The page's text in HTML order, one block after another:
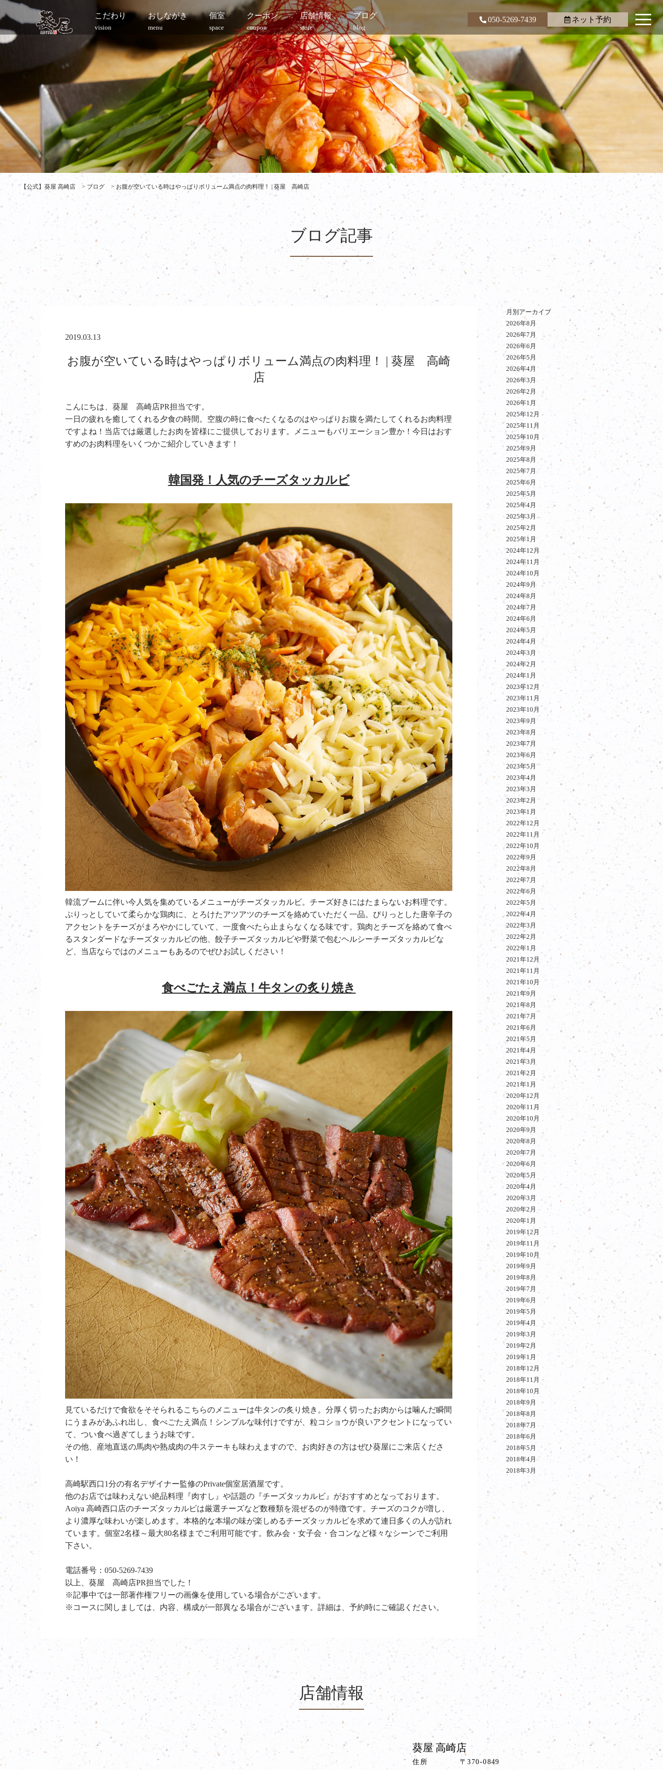
こだわり
vision
おしながき
menu
個室
space
クーポン
coupon
店舗情報
store
ブログ
blog
050-5269-7439 ネット予約
【公式】葵屋 高崎店 > ブログ > お腹が空いている時はやっぱりボリューム満点の肉料理！ | 葵屋 高崎店
ブログ記事
2019.03.13
お腹が空いている時はやっぱりボリューム満点の肉料理！ | 葵屋 高崎
店
こんにちは、葵屋 高崎店PR担当です。
一日の疲れを癒してくれる夕食の時間。空腹の時に食べたくなるのはやっぱりお腹を満たしてくれるお肉料理
ですよね！当店では厳選したお肉を皆様にご提供しております。メニューもバリエーション豊か！今日はおす
すめのお肉料理をいくつかご紹介していきます！
韓国発！人気のチーズタッカルビ
韓流ブームに伴い今人気を集めているメニューがチーズタッカルビ。チーズ好きにはたまらないお料理です。
ぷりっとしていて柔らかな鶏肉に、とろけたアツアツのチーズを絡めていただく一品。ぴりっとした唐辛子の
アクセントをチーズがまろやかにしていて、一度食べたら止まらなくなる味です。鶏肉とチーズを絡めて食べ
るスタンダードなチーズタッカルビの他、餃子チーズタッカルビや野菜で包むヘルシーチーズタッカルビな
ど、当店ならではのメニューもあるのでぜひお試しください！
食べごたえ満点！牛タンの炙り焼き
見ているだけで食欲をそそられるこちらのメニューは牛タンの炙り焼き。分厚く切ったお肉からは噛んだ瞬間
にうまみがあふれ出し、食べごたえ満点！シンプルな味付けですが、粒コショウが良いアクセントになってい
て、つい食べ過ぎてしまうお味です。
その他、産地直送の馬肉や熟成肉の牛ステーキも味わえますので、お肉好きの方はぜひ葵屋にご来店くださ
い！
高崎駅西口1分の有名デザイナー監修のPrivate個室居酒屋です。
他のお店では味わえない絶品料理『肉すし』や話題の『チーズタッカルビ』がおすすめとなっております。
Aoiya 高崎西口店のチーズタッカルビは厳選チーズなど数種類を混ぜるのが特徴です。チーズのコクが増し、
より濃厚な味わいが楽しめます。本格的な本場の味が楽しめるチーズタッカルビを求めて連日多くの人が訪れ
ています。個室2名様～最大80名様までご利用可能です。飲み会・女子会・合コンなど様々なシーンでご利用
下さい。
電話番号：050-5269-7439
以上、葵屋 高崎店PR担当でした！
※記事中では一部著作権フリーの画像を使用している場合がございます。
※コースに関しましては、内容、構成が一部異なる場合がございます。詳細は、予約時にご確認ください。
月別アーカイブ
2026年8月
2026年7月
2026年6月
2026年5月
2026年4月
2026年3月
2026年2月
2026年1月
2025年12月
2025年11月
2025年10月
2025年9月
2025年8月
2025年7月
2025年6月
2025年5月
2025年4月
2025年3月
2025年2月
2025年1月
2024年12月
2024年11月
2024年10月
2024年9月
2024年8月
2024年7月
2024年6月
2024年5月
2024年4月
2024年3月
2024年2月
2024年1月
2023年12月
2023年11月
2023年10月
2023年9月
2023年8月
2023年7月
2023年6月
2023年5月
2023年4月
2023年3月
2023年2月
2023年1月
2022年12月
2022年11月
2022年10月
2022年9月
2022年8月
2022年7月
2022年6月
2022年5月
2022年4月
2022年3月
2022年2月
2022年1月
2021年12月
2021年11月
2021年10月
2021年9月
2021年8月
2021年7月
2021年6月
2021年5月
2021年4月
2021年3月
2021年2月
2021年1月
2020年12月
2020年11月
2020年10月
2020年9月
2020年8月
2020年7月
2020年6月
2020年5月
2020年4月
2020年3月
2020年2月
2020年1月
2019年12月
2019年11月
2019年10月
2019年9月
2019年8月
2019年7月
2019年6月
2019年5月
2019年4月
2019年3月
2019年2月
2019年1月
2018年12月
2018年11月
2018年10月
2018年9月
2018年8月
2018年7月
2018年6月
2018年5月
2018年4月
2018年3月
店舗情報
葵屋 高崎店
住所 〒370-0849